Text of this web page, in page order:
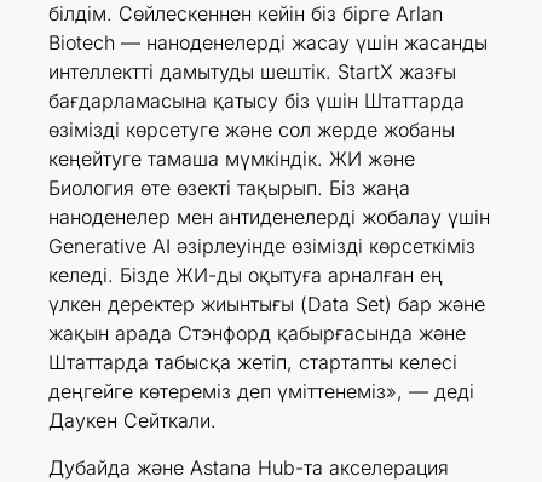
білдім. Сөйлескеннен кейін біз бірге Arlan
Biotech — наноденелерді жасау үшін жасанды
интеллектті дамытуды шештік. StartX жазғы
бағдарламасына қатысу біз үшін Штаттарда
өзімізді көрсетуге және сол жерде жобаны
кеңейтуге тамаша мүмкіндік. ЖИ және
Биология өте өзекті тақырып. Біз жаңа
наноденелер мен антиденелерді жобалау үшін
Generative AI әзірлеуінде өзімізді көрсеткіміз
келеді. Бізде ЖИ-ды оқытуға арналған ең
үлкен деректер жиынтығы (Data Set) бар және
жақын арада Стэнфорд қабырғасында және
Штаттарда табысқа жетіп, стартапты келесі
деңгейге көтереміз деп үміттенеміз», — деді
Даукен Сейткали.
Дубайда және Astana Hub-та акселерация